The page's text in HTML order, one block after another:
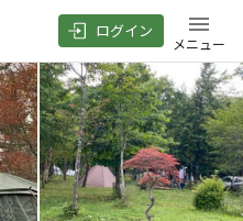
ログイン
メニュー